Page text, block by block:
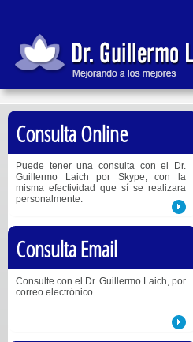
Consulta Online
Puede tener una consulta con el Dr.
Guillermo Laich por Skype, con la
misma efectividad que sí se realizara
personalmente.
Consulta Email
Consulte con el Dr. Guillermo Laich, por
correo electrónico.